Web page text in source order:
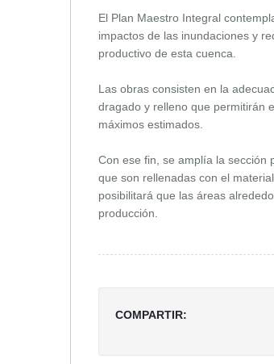
El Plan Maestro Integral
impactos de las inundaciones y
productivo de esta cuenca.
Las obras consisten en la
dragado y relleno que permitirán
máximos estimados.
Con ese fin, se amplía la sección
que son rellenadas con el
posibilitará que las áreas
producción.
COMPARTIR: